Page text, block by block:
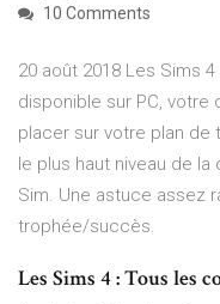
10 Comments
20 août 2018 Les Sims
disponible sur PC, votre
placer sur votre plan de
le plus haut niveau de
Sim. Une astuce assez
trophée/succès.
Les Sims 4 : Tous les